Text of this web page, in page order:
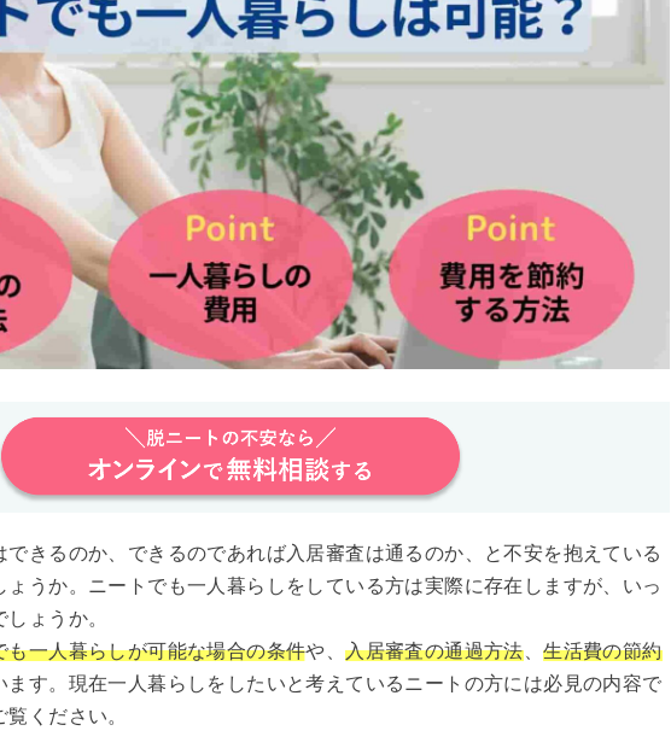
できるのか、できるのであれば入居審査は通るのか、と不安を抱えている
うか。ニートでも一人暮らしをしている方は実際に存在しますが、いっ
ょうか。
も一人暮らしが可能な場合の条件や、入居審査の通過方法、生活費の節約
ます。現在一人暮らしをしたいと考えているニートの方には必見の内容で
ください。